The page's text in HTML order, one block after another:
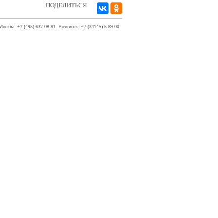
ПОДЕЛИТЬСЯ
+7 (495) 637-08-81. Воткинск: +7 (34145) 5-89-00.